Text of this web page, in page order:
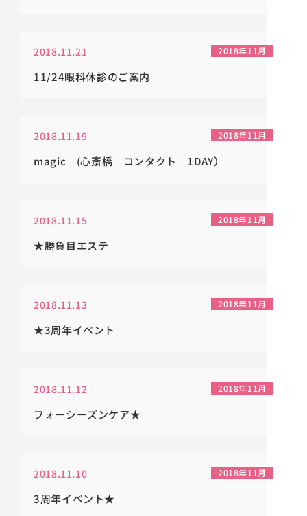
2018.11.21 2018年11月
11/24眼科休診のご案内
2018.11.19 2018年11月
magic (心斎橋 コンタクト 1DAY）
2018.11.15 2018年11月
★勝負目エステ
2018.11.13 2018年11月
★3周年イベント
2018.11.12 2018年11月
フォーシーズンケア★
2018.11.10 2018年11月
3周年イベント★